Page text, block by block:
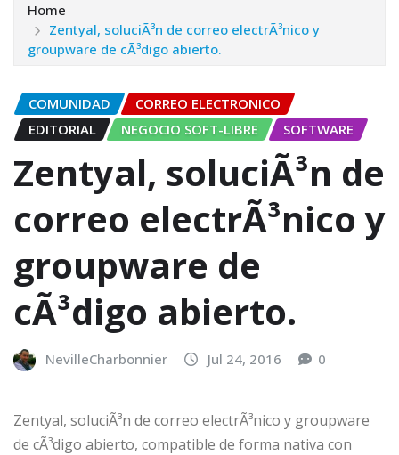
Home
Zentyal, soluciÃ³n de correo electrÃ³nico y
groupware de cÃ³digo abierto.
COMUNIDAD
CORREO ELECTRONICO
EDITORIAL
NEGOCIO SOFT-LIBRE SOFTWARE
Zentyal, soluciÃ³n de
correo electrÃ³nico y
groupware de
cÃ³digo abierto.
NevilleCharbonnier Jul 24, 2016 0
Zentyal, soluciÃ³n de correo electrÃ³nico y groupware
de cÃ³digo abierto, compatible de forma nativa con